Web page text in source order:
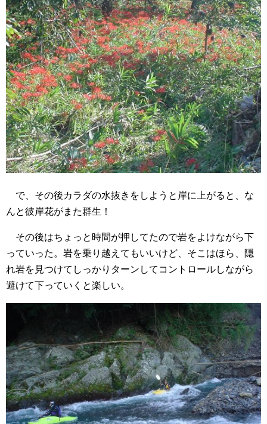
で、その後カラダの水抜きをしようと岸に上がると、な
んと彼岸花がまた群生！
その後はちょっと時間が押してたので岩をよけながら下
っていった。岩を乗り越えてもいいけど、そこはほら、隠
れ岩を見つけてしっかりターンしてコントロールしながら
避けて下っていくと楽しい。